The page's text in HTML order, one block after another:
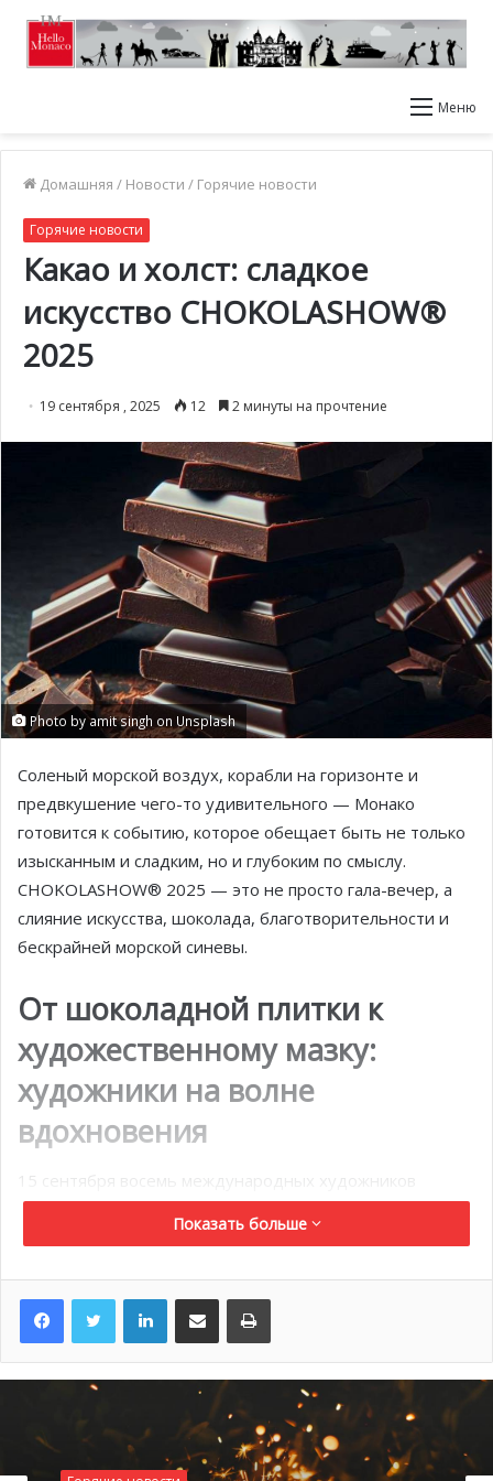
Меню
Домашняя / Новости / Горячие новости
Горячие новости
Какао и холст: сладкое
искусство CHOKOLASHOW®
2025
19 сентября , 2025 12 2 минуты на прочтение
Photo by amit singh on Unsplash
Соленый морской воздух, корабли на горизонте и
предвкушение чего-то удивительного — Монако
готовится к событию, которое обещает быть не только
изысканным и сладким, но и глубоким по смыслу.
CHOKOLASHOW® 2025 — это не просто гала-вечер, а
слияние искусства, шоколада, благотворительности и
бескрайней морской синевы.
От шоколадной плитки к
художественному мазку:
художники на волне
вдохновения
15 сентября восемь международных художников
получили необычный подарок: основу из какао-пасты
волну или навигационную карту. Их миссия? Превратить
этот шоколадный холст в произведение искусства,
Список участников поражает разнообразием стилей и
историй. Тони Бельфатто, известный своей работой в
области дермопигментации, стремится передать через
Показать больше
LinkedInПоделиться по электронной почте Распечатать